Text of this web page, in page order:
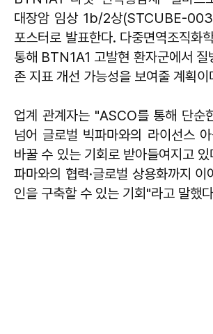
대장암 임상 1b/2상(STCUBE-
포스터로 발표한다. 다중면역조직화
통해 BTN1A1 고발현 환자군에서 질
존 지표 개선 가능성을 보여줄 계획이
업계 관계자는 "ASCO를 통해 단순
넘어 글로벌 빅파마와의 라이선스
바꿀 수 있는 기회로 받아들여지고
파마와의 협력·글로벌 상용화까지 이
인을 구축할 수 있는 기회"라고 말했